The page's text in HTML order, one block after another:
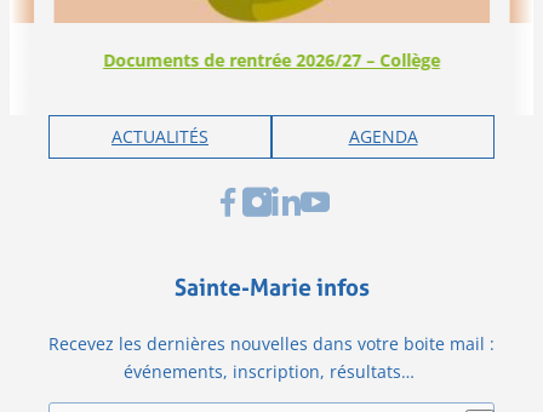
Documents de rentrée 2026/27 – Collège
ACTUALITÉS AGENDA
Sainte-Marie infos
Recevez les dernières nouvelles dans votre boite mail :
événements, inscription, résultats…